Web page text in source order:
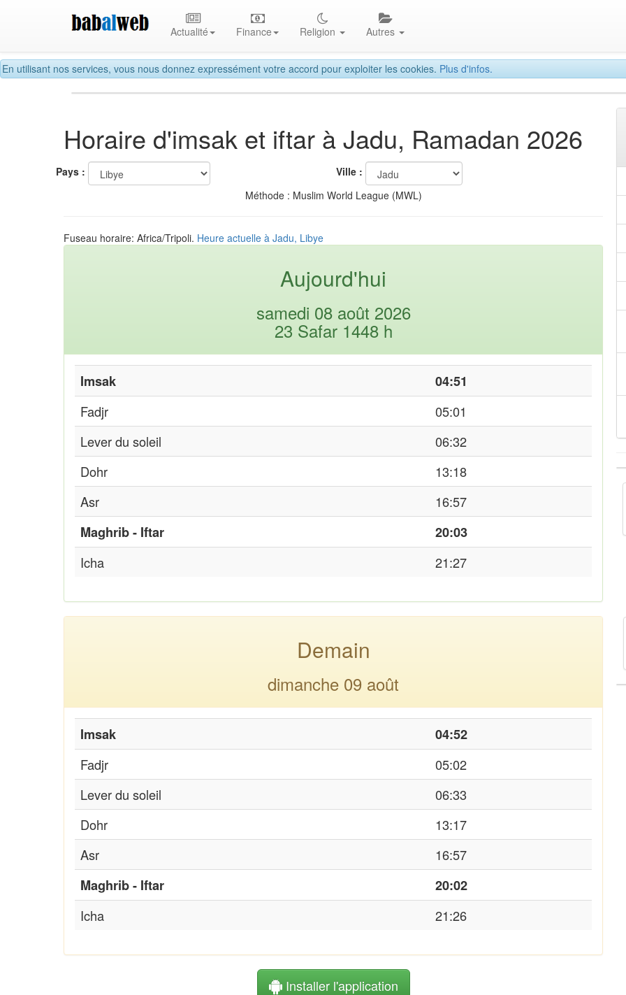
En utilisant nos services, vous nous donnez expressément votre accord pour exploiter les cookies. Plus d'infos.
Actualité Finance Religion Autres
Horaire d'imsak et iftar à Jadu, Ramadan 2026
Pays :
Ville :
Méthode : Muslim World League (MWL)
Fuseau horaire: Africa/Tripoli. Heure actuelle à Jadu, Libye
Aujourd'hui
samedi 08 août 2026
23 Safar 1448 h
Imsak
04:51
Fadjr
05:01
Lever du soleil
06:32
Dohr
13:18
Asr
16:57
Maghrib - Iftar
20:03
Icha
21:27
Demain
dimanche 09 août
Imsak
04:52
Fadjr
05:02
Lever du soleil
06:33
Dohr
13:17
Asr
16:57
Maghrib - Iftar
20:02
Icha
21:26
Installer l'application